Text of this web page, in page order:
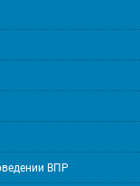
ВПР